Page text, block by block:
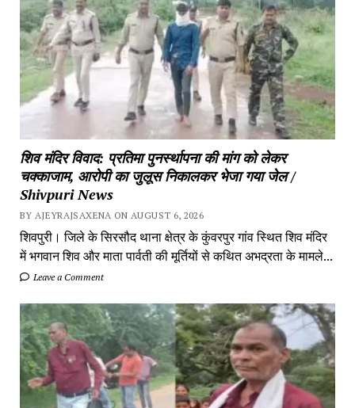
शिव मंदिर विवाद: प्रतिमा पुनर्स्थापना की मांग को लेकर
चक्काजाम, आरोपी का जुलूस निकालकर भेजा गया जेल /
Shivpuri News
BY AJEYRAJSAXENA ON AUGUST 6, 2026
शिवपुरी। जिले के सिरसौद थाना क्षेत्र के कुंवरपुर गांव स्थित शिव मंदिर
में भगवान शिव और माता पार्वती की मूर्तियों से कथित अभद्रता के मामले...
Leave a Comment